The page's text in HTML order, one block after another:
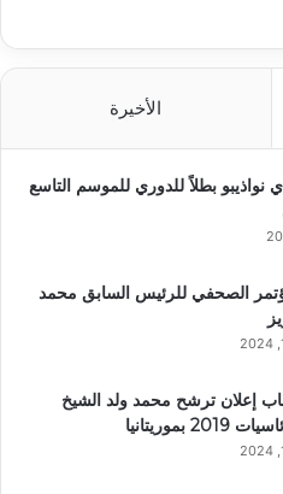
الأخيرة
نواذيبو بطلاً للدوري للموسم التاسع
الصحفي للرئيس السابق محمد
إعلان ترشح محمد ولد الشيخ
بموريتانيا